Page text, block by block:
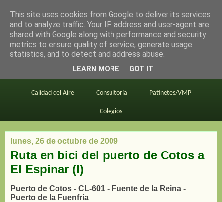
en bici por madrid
Este blog BiciMAD Primeros consejos
Calidad del Aire Consultoría Patinetes/VMP
Colegios
lunes, 26 de octubre de 2009
Ruta en bici del puerto de Cotos a
El Espinar (I)
Puerto de Cotos - CL-601 - Fuente de la Reina -
Puerto de la Fuenfría
This site uses cookies from Google to deliver its services
and to analyze traffic. Your IP address and user-agent are
shared with Google along with performance and security
metrics to ensure quality of service, generate usage
statistics, and to detect and address abuse.
LEARN MORE GOT IT